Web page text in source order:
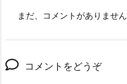
まだ、コメントがありません
コメントをどうぞ